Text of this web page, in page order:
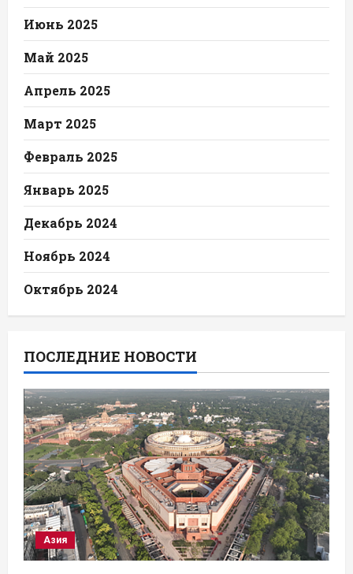
Июнь 2025
Май 2025
Апрель 2025
Март 2025
Февраль 2025
Январь 2025
Декабрь 2024
Ноябрь 2024
Октябрь 2024
ПОСЛЕДНИЕ НОВОСТИ
Азия